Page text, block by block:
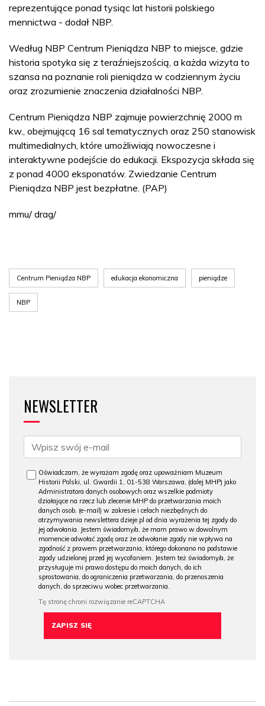
reprezentujące ponad tysiąc lat historii polskiego
mennictwa - dodał NBP.
Według NBP Centrum Pieniądza NBP to miejsce, gdzie
historia spotyka się z teraźniejszością, a każda wizyta to
szansa na poznanie roli pieniądza w codziennym życiu
oraz zrozumienie znaczenia działalności NBP.
Centrum Pieniądza NBP zajmuje powierzchnię 2000 m
kw., obejmującą 16 sal tematycznych oraz 250 stanowisk
multimedialnych, które umożliwiają nowoczesne i
interaktywne podejście do edukacji. Ekspozycja składa się
z ponad 4000 eksponatów. Zwiedzanie Centrum
Pieniądza NBP jest bezpłatne. (PAP)
mmu/ drag/
Centrum Pieniądza NBP edukacja ekonomiczna pieniądze
NBP
NEWSLETTER
Oświadczam, że wyrażam zgodę oraz upoważniam Muzeum
Historii Polski, ul. Gwardii 1, 01-538 Warszawa, (dalej MHP) jako
Administratora danych osobowych oraz wszelkie podmioty
działające na rzecz lub zlecenie MHP do przetwarzania moich
danych osob. (e-mail) w zakresie i celach niezbędnych do
otrzymywania newslettera dzieje.pl od dnia wyrażenia tej zgody do
jej odwołania. Jestem świadomy/a, że mam prawo w dowolnym
momencie odwołać zgodę oraz że odwołanie zgody nie wpływa na
zgodność z prawem przetwarzania, którego dokonano na podstawie
zgody udzielonej przed jej wycofaniem. Jestem też świadomy/a, że
przysługuje mi prawo dostępu do moich danych, do ich
sprostowania, do ograniczenia przetwarzania, do przenoszenia
danych, do sprzeciwu wobec przetwarzania.